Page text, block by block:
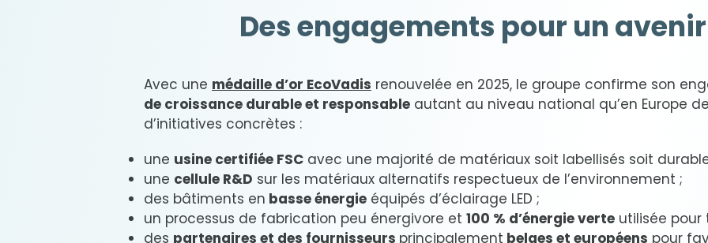
En savoir plus
Des engagements pour un
Avec une médaille d’or EcoVadis renouvelée en 2025, le groupe confirme son
de croissance durable et responsable autant au niveau national qu’en Europe
d’initiatives concrètes :
une usine certifiée FSC avec une majorité de matériaux soit labellisés soit
une cellule R&D sur les matériaux alternatifs respectueux de l’environnement ;
des bâtiments en basse énergie équipés d’éclairage LED ;
un processus de fabrication peu énergivore et 100 % d’énergie verte utilisée
des partenaires et des fournisseurs principalement belges et européens pour